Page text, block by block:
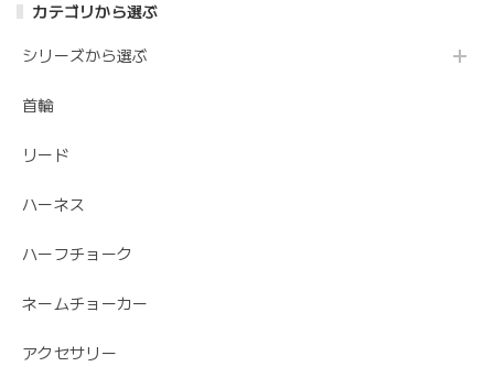
カテゴリから選ぶ
シリーズから選ぶ
首輪
リード
ハーネス
ハーフチョーク
ネームチョーカー
アクセサリー